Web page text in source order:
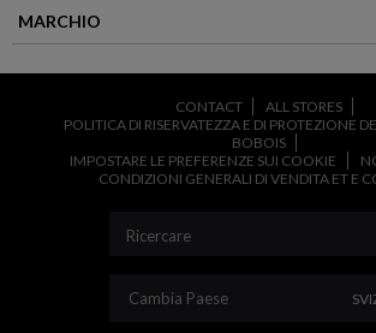
MARCHIO
CONTACT
ALL STORES
POLITICA DI RISERVATEZZA E DI PROTEZIONE
BOBOIS
IMPOSTARE LE PREFERENZE SUI COOKIE
CONDIZIONI GENERALI DI VENDITA ET E
Cambia Paese